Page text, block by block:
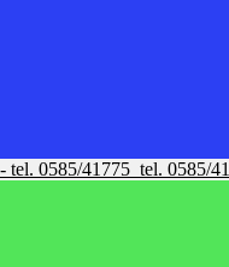
tel. 0585/41775 tel. 0585/